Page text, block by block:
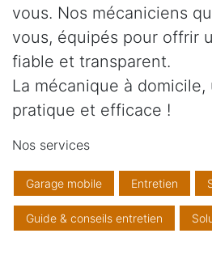
vous. Nos mécaniciens
vous, équipés pour offrir
fiable et transparent.
La mécanique à
pratique et efficace !
Nos services
Garage mobile Entretien
Guide & conseils entretien